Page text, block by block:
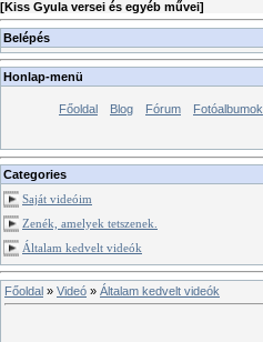
[Kiss Gyula versei és egyéb művei]
Belépés
Honlap-menü
Főoldal Blog Fórum Fotóalbumok
Categories
Saját videóim
Zenék, amelyek tetszenek.
Általam kedvelt videók
Főoldal » Videó » Általam kedvelt videók